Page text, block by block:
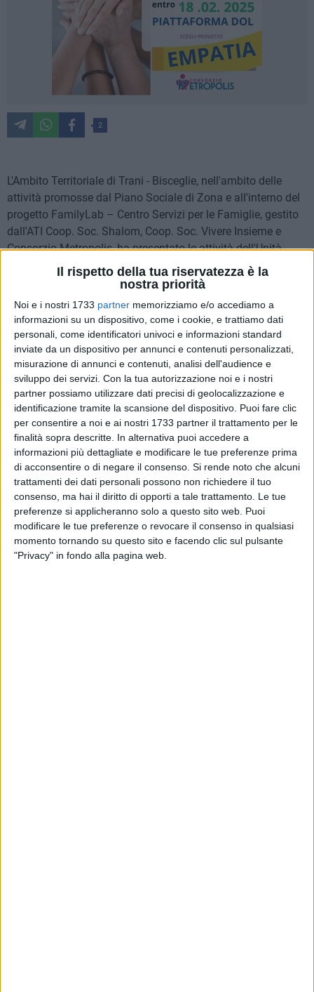
Il rispetto della tua riservatezza è la
nostra priorità
Noi e i nostri 1733 partner memorizziamo e/o accediamo a
informazioni su un dispositivo, come i cookie, e trattiamo dati
personali, come identificatori univoci e informazioni standard
inviate da un dispositivo per annunci e contenuti personalizzati,
misurazione di annunci e contenuti, analisi dell'audience e
sviluppo dei servizi. Con la tua autorizzazione noi e i nostri
partner possiamo utilizzare dati precisi di geolocalizzazione e
identificazione tramite la scansione del dispositivo. Puoi fare clic
per consentire a noi e ai nostri 1733 partner il trattamento per le
finalità sopra descritte. In alternativa puoi accedere a
informazioni più dettagliate e modificare le tue preferenze prima
di acconsentire o di negare il consenso. Si rende noto che alcuni
trattamenti dei dati personali possono non richiedere il tuo
consenso, ma hai il diritto di opporti a tale trattamento. Le tue
preferenze si applicheranno solo a questo sito web. Puoi
modificare le tue preferenze o revocare il consenso in qualsiasi
momento tornando su questo sito e facendo clic sul pulsante
"Privacy" in fondo alla pagina web.
2
L'Ambito Territoriale di Trani - Bisceglie, nell'ambito delle
attività promosse dal Piano Sociale di Zona e all'interno del
progetto FamilyLab – Centro Servizi per le Famiglie, gestito
dall'ATI Coop. Soc. Shalom, Coop. Soc. Vivere Insieme e
Consorzio Metropolis, ha presentato le attività dell'Unità
Mobile di Strada per il periodo estivo.
Le attività realizzate saranno finalizzate a favorire la
riduzione del danno e del rischio, e includono la distribuzione
di materiale informativo (brochure, dépliant), test con
etilometri per permettere ai ragazzi e alle ragazze di
conoscere il proprio tasso alcolemico, la fornitura di
materiali di profilassi sanitaria, l'erogazione di generi di
conforto (caffè, tè, acqua) e la promozione e
l'accompagnamento verso i servizi territoriali disponibili, in
caso di necessità. Gli Operatori di Strada saranno impegnati
nel servizio, in sinergia con i gestori dei locali e con il
coinvolgimento diretto dei giovani frequentatori, saranno
presenti sia all'interno che all'esterno dei luoghi del
divertimento. In particolare, all'uscita dai locali, verranno
promosse azioni di "decompressione" – come bere un caffè
o mangiare uno spuntino – per aiutare i ragazzi a rimettersi
alla guida in condizioni di maggiore sicurezza.